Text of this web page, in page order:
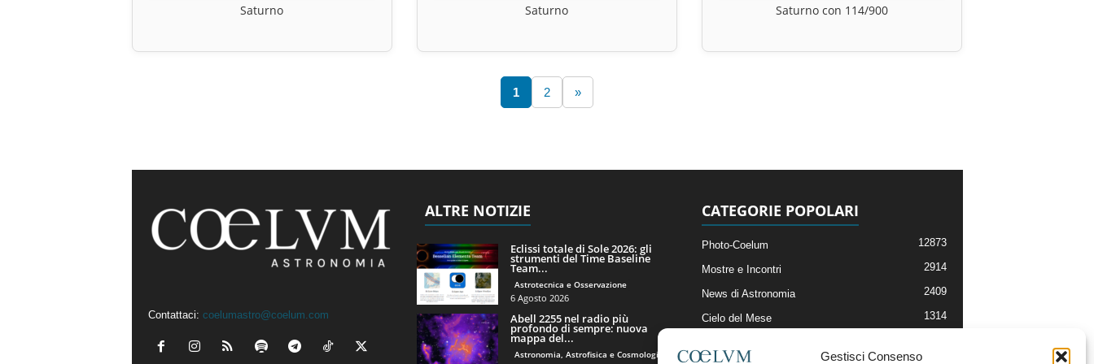
Gestisci Consenso
Saturno Saturno Saturno con 114/900
1 2 »
Contattaci: coelumastro@coelum.com
ALTRE NOTIZIE
Eclissi totale di Sole 2026: gli
strumenti del Time Baseline
Team...
Astrotecnica e Osservazione
6 Agosto 2026
Abell 2255 nel radio più
profondo di sempre: nuova
mappa del...
Astronomia, Astrofisica e Cosmologia
CATEGORIE POPOLARI
Photo-Coelum 12873
Mostre e Incontri 2914
News di Astronomia 2409
Cielo del Mese 1314